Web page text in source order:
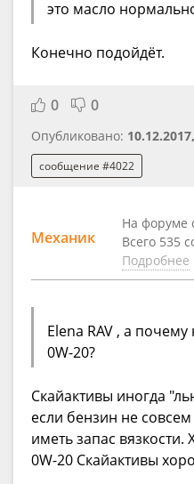
это масло
Конечно подойдёт.
0 0
Опубликовано:
сообщение #4022
Механик
На форуме
Всего 535
Подробнее
Elena RAV , а почему
0W-20?
Скайактивы иногда
если бензин не
иметь запас вязкости.
0W-20 Скайактивы